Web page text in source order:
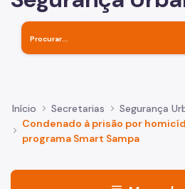
Início Secretarias
Segurança
Condenado à prisão por
programa Smart Sampa